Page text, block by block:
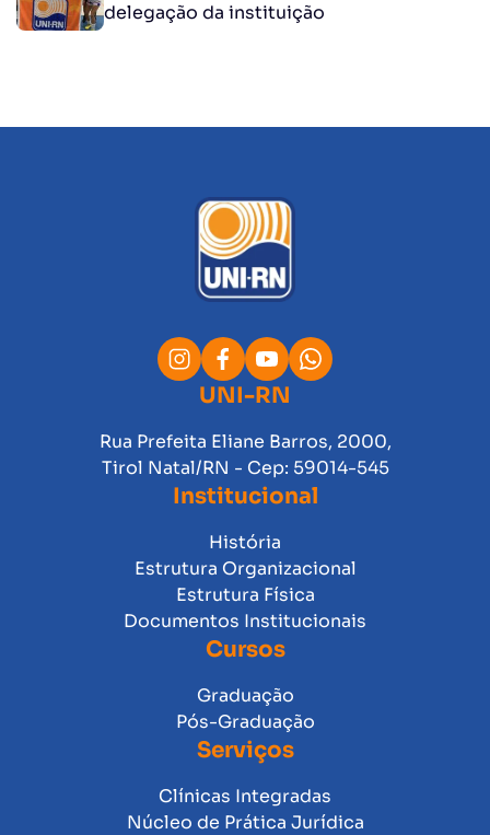
delegação da instituição
UNI-RN
Rua Prefeita Eliane Barros, 2000,
Tirol Natal/RN - Cep: 59014-545
Institucional
História
Estrutura Organizacional
Estrutura Física
Documentos Institucionais
Cursos
Graduação
Pós-Graduação
Serviços
Clínicas Integradas
Núcleo de Prática Jurídica